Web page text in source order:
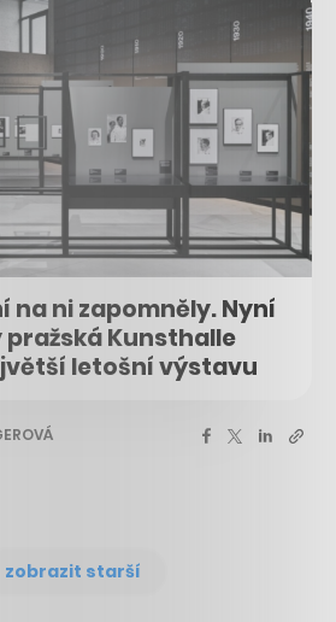
na ni zapomněly. Nyní
pražská Kunsthalle
letošní výstavu
zobrazit starší